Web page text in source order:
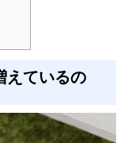
えているの